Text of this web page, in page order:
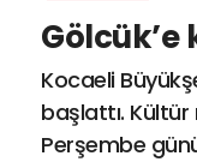
Kocaeli
başlattı.
Perşembe